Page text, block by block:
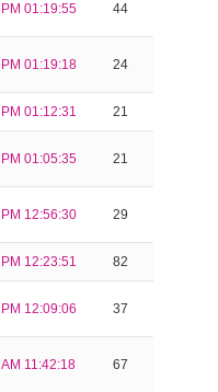
PM 01:19:55 44
PM 01:19:18 24
PM 01:12:31 21
PM 01:05:35 21
PM 12:56:30 29
PM 12:23:51 82
PM 12:09:06 37
AM 11:42:18 67